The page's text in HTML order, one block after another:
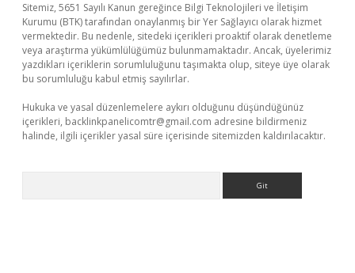
Sitemiz, 5651 Sayılı Kanun gereğince Bilgi Teknolojileri ve İletişim
Kurumu (BTK) tarafından onaylanmış bir Yer Sağlayıcı olarak hizmet
vermektedir. Bu nedenle, sitedeki içerikleri proaktif olarak denetleme
veya araştırma yükümlülüğümüz bulunmamaktadır. Ancak, üyelerimiz
yazdıkları içeriklerin sorumluluğunu taşımakta olup, siteye üye olarak
bu sorumluluğu kabul etmiş sayılırlar.
Hukuka ve yasal düzenlemelere aykırı olduğunu düşündüğünüz
içerikleri, backlinkpanelicomtr@gmail.com adresine bildirmeniz
halinde, ilgili içerikler yasal süre içerisinde sitemizden kaldırılacaktır.